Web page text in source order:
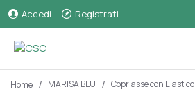
Accedi Registrati
Home MARISA BLU Copriasse con Elastico